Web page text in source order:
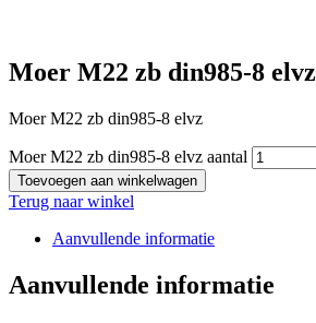
Moer M22 zb din985-8 elvz
Moer M22 zb din985-8 elvz
Moer M22 zb din985-8 elvz aantal
Toevoegen aan winkelwagen
Terug naar winkel
Aanvullende informatie
Aanvullende informatie